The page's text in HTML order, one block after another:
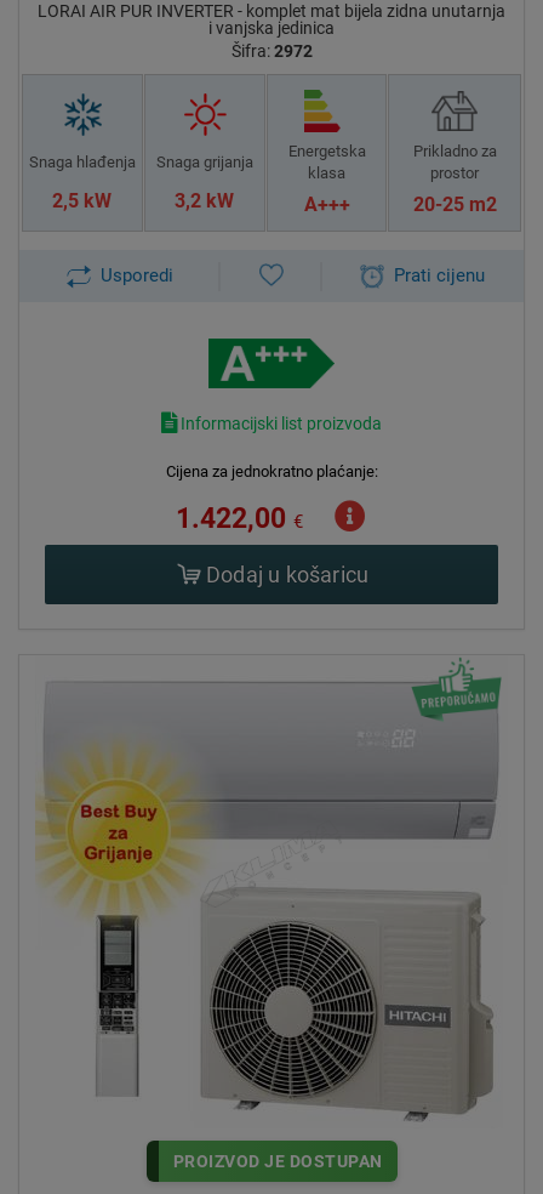
LORAI AIR PUR INVERTER - komplet mat bijela zidna unutarnja
i vanjska jedinica
Šifra:2972
Snaga hlađenja
2,5 kW
Snaga grijanja
3,2 kW
Energetska
klasa
A+++
Prikladno za
prostor
20-25 m2
Usporedi Prati cijenu
Informacijski list proizvoda
Cijena za jednokratno plaćanje:
1.422,00 €
Dodaj u košaricu
PROIZVOD JE DOSTUPAN